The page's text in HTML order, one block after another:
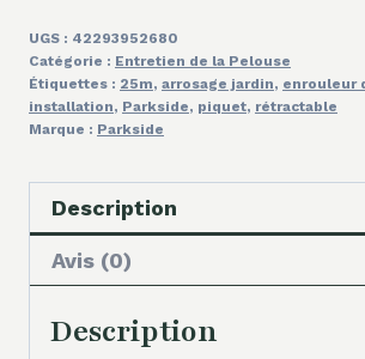
UGS : 42293952680
Catégorie : Entretien de la Pelouse
Étiquettes : 25m, arrosage jardin, enrouleur
installation, Parkside, piquet, rétractable
Marque : Parkside
Description
Avis (0)
Description